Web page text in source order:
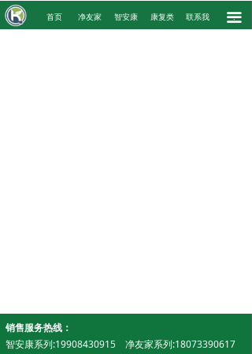
끀
. 首页 净友家 智安康 康复类 联系我 .
销售服务热线：
智安康系列:19908430915 净友家系列:18073390617